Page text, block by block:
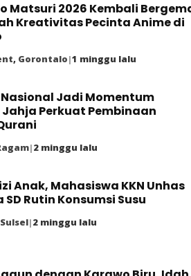
Matsuri 2026 Kembali
Kreativitas Pecinta Anime di
, Gorontalo|1 minggu lalu
Jadi Momentum
Perkuat Pembinaan
|2 minggu lalu
Anak, Mahasiswa KKN Unhas
SD Rutin Konsumsi Susu
Sulsel|2 minggu lalu